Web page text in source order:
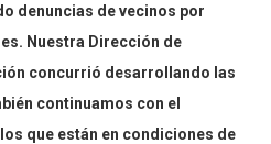
denuncias de vecinos por
Nuestra Dirección de
concurrió desarrollando las
continuamos con el
que están en condiciones de